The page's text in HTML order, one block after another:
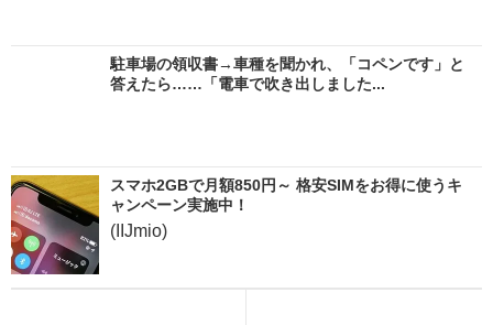
駐車場の領収書→車種を聞かれ、「コペンです」と
答えたら……「電車で吹き出しました...
スマホ2GBで月額850円～ 格安SIMをお得に使うキ
ャンペーン実施中！
(IIJmio)